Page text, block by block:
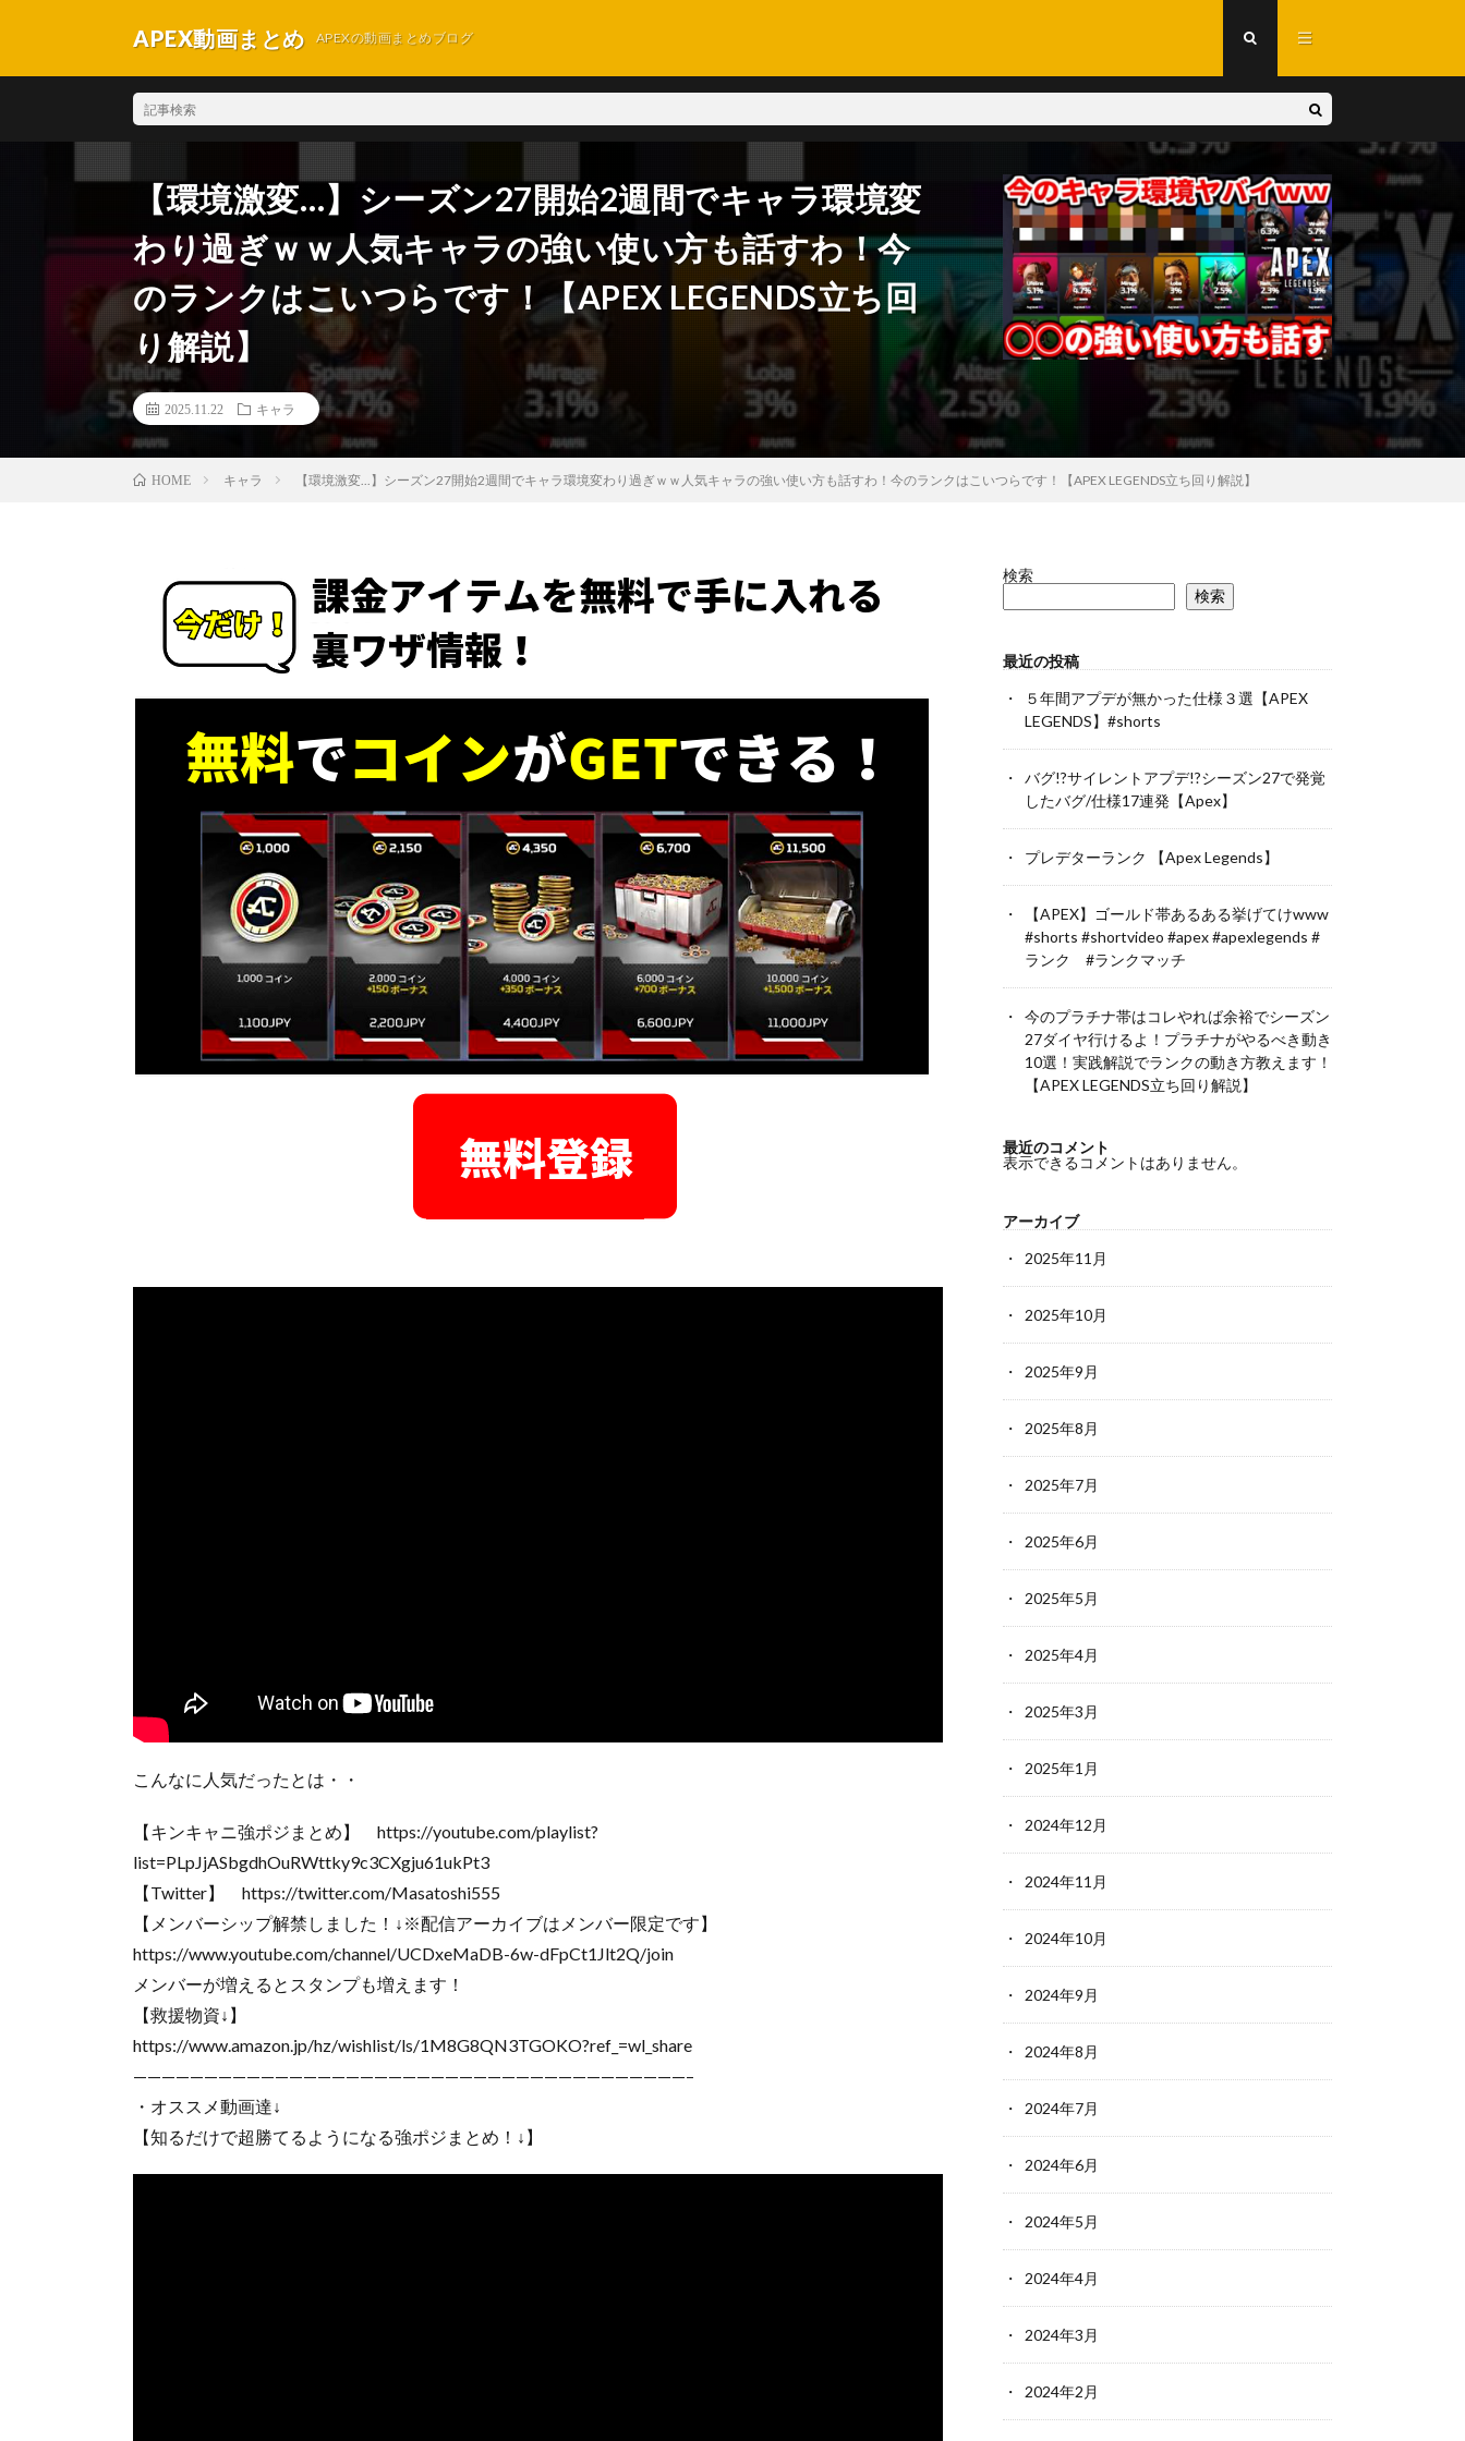
APEX動画まとめ APEXの動画まとめブログ
【環境激変…】シーズン27開始2週間でキャラ環境変
わり過ぎｗｗ人気キャラの強い使い方も話すわ！今
のランクはこいつらです！【APEX LEGENDS立ち回
り解説】
2025.11.22 キャラ
HOME キャラ 【環境激変...】シーズン27開始2週間でキャラ環境変わり過ぎｗｗ人気キャラの強い使い方も話すわ！今のランクはこいつらです！【APEX LEGENDS立ち回り解説】
こんなに人気だったとは・・
【キンキャニ強ポジまとめ】 https://youtube.com/playlist?
list=PLpJjASbgdhOuRWttky9c3CXgju61ukPt3
【Twitter】 https://twitter.com/Masatoshi555
【メンバーシップ解禁しました！↓※配信アーカイブはメンバー限定です】
https://www.youtube.com/channel/UCDxeMaDB-6w-dFpCt1Jlt2Q/join
メンバーが増えるとスタンプも増えます！
【救援物資↓】
https://www.amazon.jp/hz/wishlist/ls/1M8G8QN3TGOKO?ref_=wl_share
———————————————————————————————————————–
・オススメ動画達↓
【知るだけで超勝てるようになる強ポジまとめ！↓】
検索
検索
最近の投稿
５年間アプデが無かった仕様３選【APEX
LEGENDS】#shorts
バグ!?サイレントアプデ!?シーズン27で発覚
したバグ/仕様17連発【Apex】
プレデターランク 【Apex Legends】
【APEX】ゴールド帯あるある挙げてけwww
#shorts #shortvideo #apex #apexlegends #
ランク #ランクマッチ
今のプラチナ帯はコレやれば余裕でシーズン
27ダイヤ行けるよ！プラチナがやるべき動き
10選！実践解説でランクの動き方教えます！
【APEX LEGENDS立ち回り解説】
最近のコメント
表示できるコメントはありません。
アーカイブ
2025年11月
2025年10月
2025年9月
2025年8月
2025年7月
2025年6月
2025年5月
2025年4月
2025年3月
2025年1月
2024年12月
2024年11月
2024年10月
2024年9月
2024年8月
2024年7月
2024年6月
2024年5月
2024年4月
2024年3月
2024年2月